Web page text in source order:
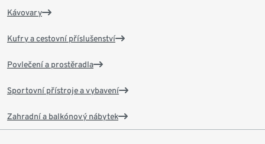
Kávovary
Kufry a cestovní příslušenství
Povlečení a prostěradla
Sportovní přístroje a vybavení
Zahradní a balkónový nábytek